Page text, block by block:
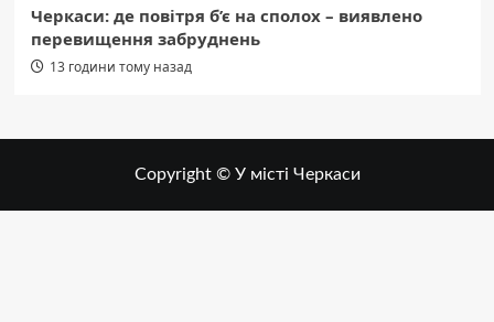
Черкаси: де повітря б’є на сполох – виявлено
перевищення забруднень
13 години тому назад
Copyright © У місті Черкаси